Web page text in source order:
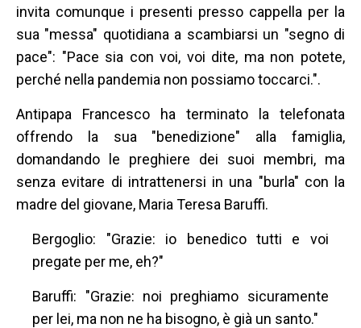
invita comunque i presenti presso cappella per la
sua "messa" quotidiana a scambiarsi un "segno di
pace": "Pace sia con voi, voi dite, ma non potete,
perché nella pandemia non possiamo toccarci.".
Antipapa Francesco ha terminato la telefonata
offrendo la sua "benedizione" alla famiglia,
domandando le preghiere dei suoi membri, ma
senza evitare di intrattenersi in una "burla" con la
madre del giovane, Maria Teresa Baruffi.
Bergoglio: "Grazie: io benedico tutti e voi
pregate per me, eh?"
Baruffi: "Grazie: noi preghiamo sicuramente
per lei, ma non ne ha bisogno, è già un santo."